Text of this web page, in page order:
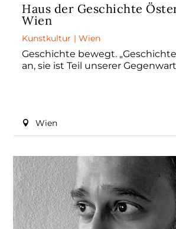
Haus der Geschichte
Wien
Kunstkultur |Wien
Geschichte bewegt.
an, sie ist Teil unserer
Wien